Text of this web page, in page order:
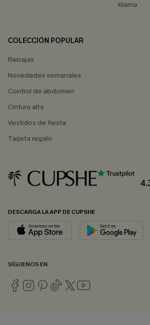
Klarna
COLECCIÓN POPULAR
Rebajas
Novedades semanales
Control de abdomen
Cintura alta
Vestidos de fiesta
Tarjeta regalo
DESCARGA LA APP DE CUPSHE
SÍGUENOS EN